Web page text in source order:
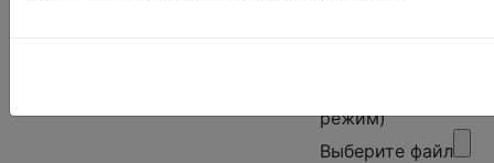
режим)
Выберите файл